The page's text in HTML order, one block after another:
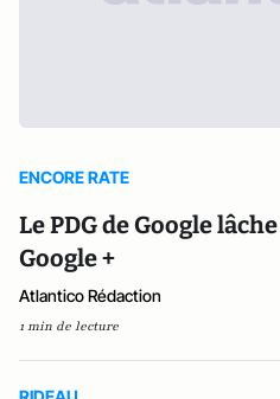
ENCORE RATE
Le PDG de Google lâche
Google +
Atlantico Rédaction
1 min de lecture